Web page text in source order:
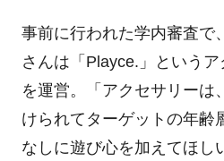
事前に行われた学内審査で
さんは「Playce.」という
を運営。「アクセサリーは
けられてターゲットの年齢
なしに遊び心を加えてほし